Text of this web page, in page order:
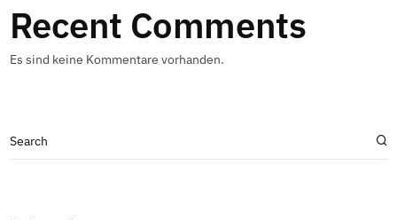
Recent Comments
Es sind keine Kommentare vorhanden.